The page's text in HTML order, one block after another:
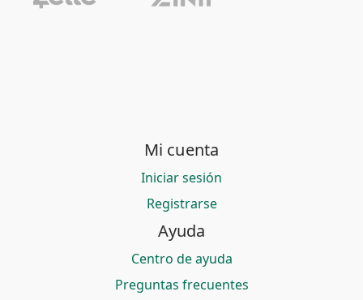
Mi cuenta
Iniciar sesión
Registrarse
Ayuda
Centro de ayuda
Preguntas frecuentes